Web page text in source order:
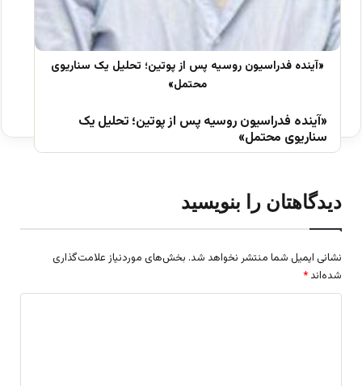
«آینده فدراسیون روسیه پس از پوتین؛ تحلیل یک
سناریوی محتمل»
دیدگاهتان را بنویسید
نشانی ایمیل شما منتشر نخواهد شد. بخش‌های موردنیاز علامت‌گذاری
شده‌اند *